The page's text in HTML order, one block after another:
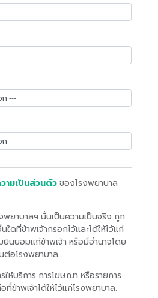
ามเป็นส่วนตัว ของโรงพยาบาล
ยาบาลฯ นั้นเป็นความเป็นจริง ถูก
ที่ข้าพเจ้ากรอกไว้และได้ให้ไว้แก่
นยอมแก่ข้าพเจ้า หรือมีอำนาจโดย
อโรงพยาบาล.
ห้บริการ การโฆษณา หรือรายการ
ข้าพเจ้าได้ให้ไว้แก่โรงพยาบาล.